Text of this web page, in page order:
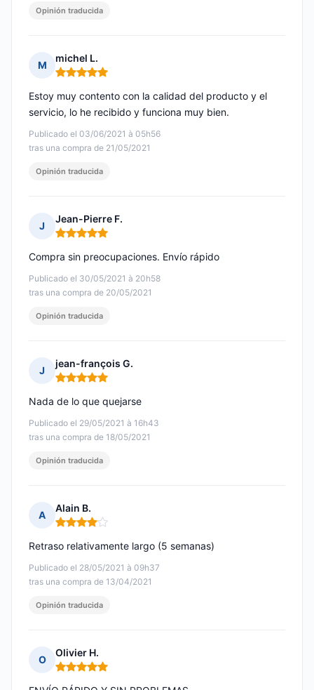
Opinión traducida
M
michel L.
Nota: 5 de 5
Publicado el 03/06/2021 à 05h56
tras una compra de 21/05/2021
Estoy muy contento con la calidad del producto y el
servicio, lo he recibido y funciona muy bien.
Opinión traducida
J
Jean-Pierre F.
Nota: 5 de 5
Publicado el 30/05/2021 à 20h58
tras una compra de 20/05/2021
Compra sin preocupaciones. Envío rápido
Opinión traducida
J
jean-françois G.
Nota: 5 de 5
Publicado el 29/05/2021 à 16h43
tras una compra de 18/05/2021
Nada de lo que quejarse
Opinión traducida
A
Alain B.
Nota: 4 de 5
Publicado el 28/05/2021 à 09h37
tras una compra de 13/04/2021
Retraso relativamente largo (5 semanas)
Opinión traducida
O
Olivier H.
Nota: 5 de 5